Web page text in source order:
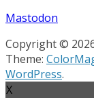
Mastodon
Copyright ©
Theme:
WordPress.
X